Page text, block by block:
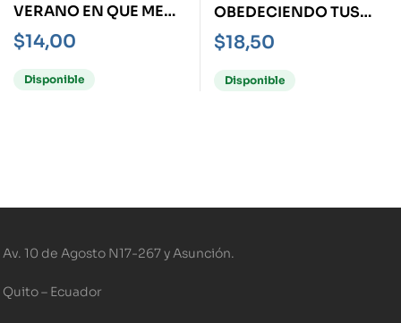
VERANO EN QUE ME
ENAMORÉ, EL
$14,00
Disponible
OBEDECIENDO TUS
REGLAS
$18,50
Disponible
Av. 10 de Agosto N17-267 y Asunción.
Quito – Ecuador